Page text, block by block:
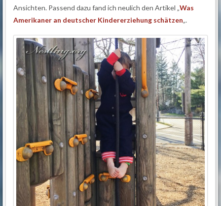
Ansichten. Passend dazu fand ich neulich den Artikel „Was
Amerikaner an deutscher Kindererziehung schätzen„.